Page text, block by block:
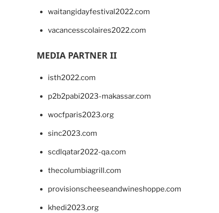
waitangidayfestival2022.com
vacancesscolaires2022.com
MEDIA PARTNER II
isth2022.com
p2b2pabi2023-makassar.com
wocfparis2023.org
sinc2023.com
scdlqatar2022-qa.com
thecolumbiagrill.com
provisionscheeseandwineshoppe.com
khedi2023.org